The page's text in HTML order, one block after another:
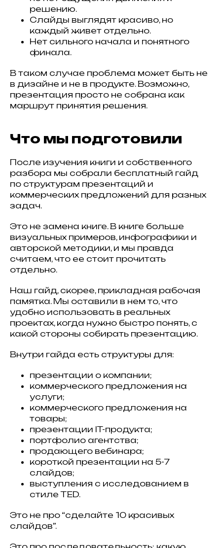
решению.
Слайды выглядят красиво, но
каждый живет отдельно.
Нет сильного начала и понятного
финала.
В таком случае проблема может быть не
в дизайне и не в продукте. Возможно,
презентация просто не собрана как
маршрут принятия решения.
Что мы подготовили
После изучения книги и собственного
разбора мы собрали бесплатный гайд
по структурам презентаций и
коммерческих предложений для разных
задач.
Это не замена книге. В книге больше
визуальных примеров, инфографики и
авторской методики, и мы правда
считаем, что ее стоит прочитать
отдельно.
Наш гайд, скорее, прикладная рабочая
памятка. Мы оставили в нем то, что
удобно использовать в реальных
проектах, когда нужно быстро понять, с
какой стороны собирать презентацию.
Внутри гайда есть структуры для:
презентации о компании;
коммерческого предложения на
услуги;
коммерческого предложения на
товары;
презентации IT-продукта;
портфолио агентства;
продающего вебинара;
короткой презентации на 5-7
слайдов;
выступления с исследованием в
стиле TED.
Это не про “сделайте 10 красивых
слайдов”.
// SMM